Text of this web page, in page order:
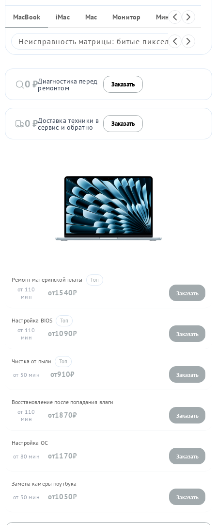
MacBook iMac Mac Монитор Мини ПК
Неисправность матрицы: битые пиксели,
0 ₽Диагностика перед
ремонтом Заказать
0 ₽Доставка техники в
сервис и обратно Заказать
Ремонт материнской платы
110
1540
Настройка BIOS
110
1090
Чистка от пыли
50
910
Восстановление после попадания влаги
110
1870
Настройка ОС
80
1170
Замена камеры ноутбука
30
1050